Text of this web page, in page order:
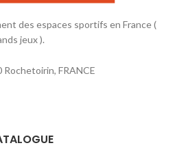
des espaces sportifs en France (
jeux ).
FRANCE